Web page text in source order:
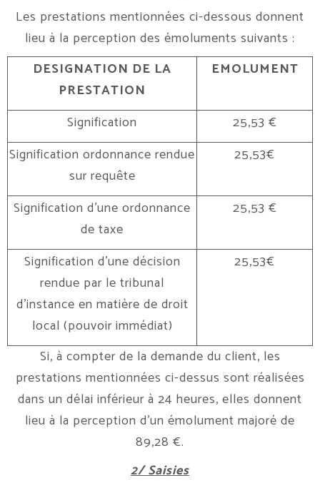
Les prestations mentionnées ci-dessous donnent
lieu à la perception des émoluments suivants :
DESIGNATION DE LA
PRESTATION
EMOLUMENT
Signification
25,53 €
Signification ordonnance rendue
sur requête
25,53€
Signification d’une ordonnance
de taxe
25,53 €
Signification d’une décision
rendue par le tribunal
d’instance en matière de droit
local (pouvoir immédiat)
25,53€
Si, à compter de la demande du client, les
prestations mentionnées ci-dessus sont réalisées
dans un délai inférieur à 24 heures, elles donnent
lieu à la perception d’un émolument majoré de
89,28 €.
2/ Saisies